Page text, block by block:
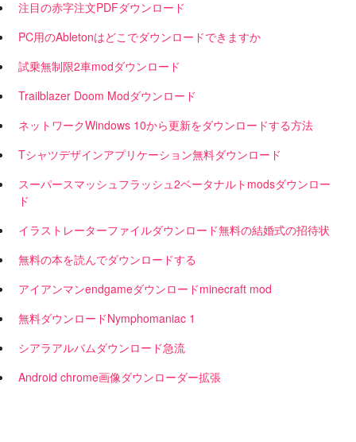
注目の赤字注文PDFダウンロード
PC用のAbletonはどこでダウンロードできますか
試乗無制限2車modダウンロード
Trailblazer Doom Modダウンロード
ネットワークWindows 10から更新をダウンロードする方法
Tシャツデザインアプリケーション無料ダウンロード
スーパースマッシュフラッシュ2ベータナルトmodsダウンロー
ド
イラストレーターファイルダウンロード無料の結婚式の招待状
無料の本を読んでダウンロードする
アイアンマンendgameダウンロードminecraft mod
無料ダウンロードNymphomaniac 1
シアラアルバムダウンロード急流
Android chrome画像ダウンローダー拡張